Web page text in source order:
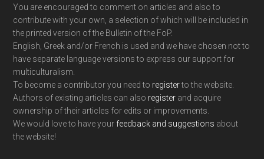
You are encouraged to comment on articles and also to
contribute with your own, a selection of which will be included in
the printed version of the Bulletin of the FoP.
English, Greek and/or French is used and we have chosen not to
have separate language versions to express our support for
multiculturalism.
To become a contributor you need to registerto the website.
Authors of existing articles can also register and acquire
ownership of their articles for edits or improvements.
We would love to have your feedback and suggestions about
the website!